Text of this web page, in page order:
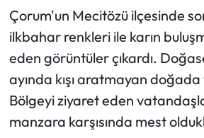
Çorum'un Mecitözü ilçesinde
ilkbahar renkleri ile karın
eden görüntüler çıkardı.
ayında kışı aratmayan doğada
Bölgeyi ziyaret eden
manzara karşısında mest
Otomotiv
Resmi İlan
Resmi Reklam